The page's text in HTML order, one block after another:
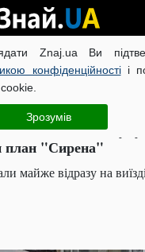
Znaj.ua Ви
конфіденційностіі
Зрозумів
УКРАЇНИ
ЧИТАТЬ
напали на пошту: у
план "Сирена"
майже відразу на